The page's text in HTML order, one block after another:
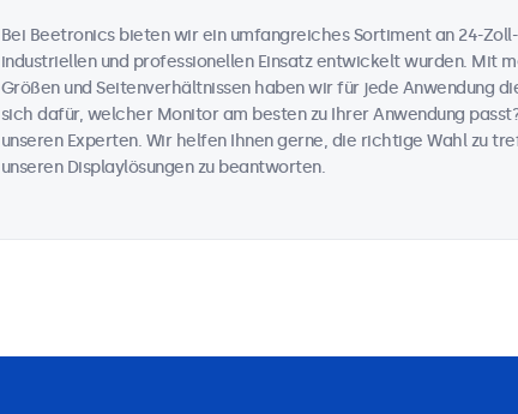
Bei Beetronics bieten wir ein umfangreiches Sortiment an 24-
industriellen und professionellen Einsatz entwickelt wurden. Mit
Größen und Seitenverhältnissen haben wir für jede Anwendung
sich dafür, welcher Monitor am besten zu Ihrer Anwendung
unseren Experten. Wir helfen Ihnen gerne, die richtige Wahl zu
unseren Displaylösungen zu beantworten.